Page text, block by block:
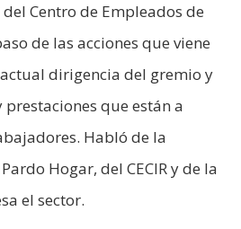
Centro de Empleados de
de las acciones que viene
dirigencia del gremio y
que están a
Habló de la
Hogar, del CECIR y de la
el sector.